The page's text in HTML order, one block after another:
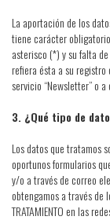
La aportación de los
tiene carácter
asterisco (*) y su falta
refiera ésta a su
servicio “Newsletter” o
3. ¿Qué tipo de
Los datos que tratamos
oportunos formularios
y/o a través de correo
obtengamos a través de
TRATAMIENTO en las